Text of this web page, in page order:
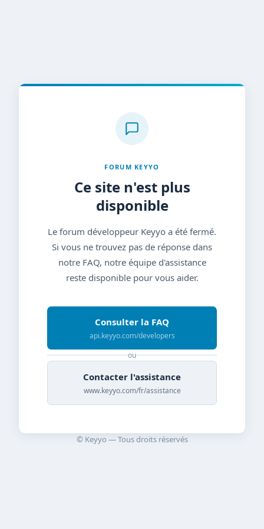
FORUM KEYYO
Ce site n'est plus
disponible
Le forum développeur Keyyo a été fermé.
Si vous ne trouvez pas de réponse dans
notre FAQ, notre équipe d'assistance
reste disponible pour vous aider.
Consulter la FAQ
api.keyyo.com/developers
ou
Contacter l'assistance
www.keyyo.com/fr/assistance
© Keyyo — Tous droits réservés